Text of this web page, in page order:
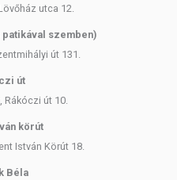
utca 12.
szemben)
út 131.
út
Rákóczi út 10.
körút
István Körút 18.
Béla